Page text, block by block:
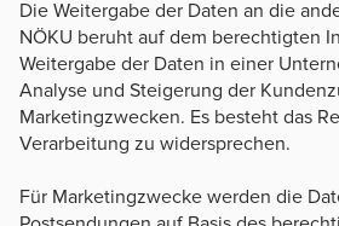
Die Weitergabe der Daten an die
NÖKU beruht auf dem berechtigten
Weitergabe der Daten in einer
Analyse und Steigerung der
Marketingzwecken. Es besteht das
Verarbeitung zu widersprechen.
Für Marketingzwecke werden die